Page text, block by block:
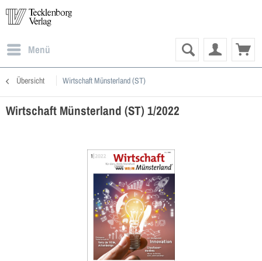
Menü
Übersicht Wirtschaft Münsterland (ST)
Wirtschaft Münsterland (ST) 1/2022